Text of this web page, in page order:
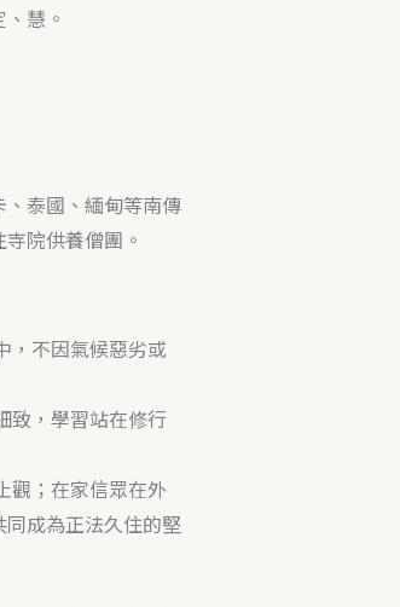
慧。
泰國、緬甸等南傳
院供養僧團。
，不因氣候惡劣或
致，學習站在修行
觀；在家信眾在外
成為正法久住的堅